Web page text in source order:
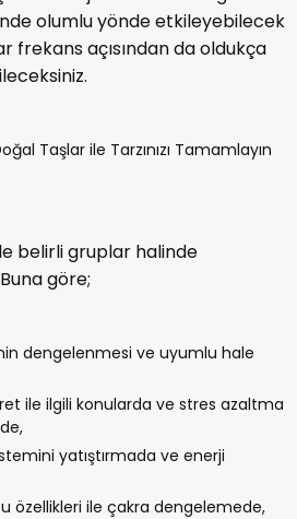
olumlu yönde etkileyebilecek
frekans açısından da oldukça
belirli gruplar halinde
göre;
dengelenmesi ve uyumlu hale
ile ilgili konularda ve stres azaltma
yatıştırmada ve enerji
özellikleri ile çakra dengelemede,